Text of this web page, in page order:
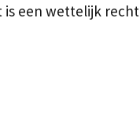
is een wettelijk recht